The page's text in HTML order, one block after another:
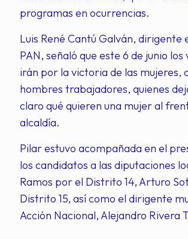
programas en ocurrencias.
Luis René Cantú Galván, dirigente
PAN, señaló que este 6 de junio
irán por la victoria de las mujeres,
hombres trabajadores, quienes
claro qué quieren una mujer al
alcaldía.
Pilar estuvo acompañada en el
los candidatos a las diputaciones
Ramos por el Distrito 14, Arturo
Distrito 15, así como el dirigente
Acción Nacional, Alejandro Rivera